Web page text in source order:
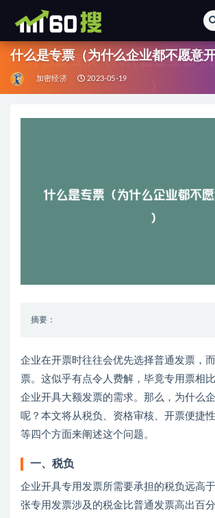
什么是专票（为什么企业都不愿意开
加密经济 2023-05-19
摘要：
企业在开票时往往会优先选择普通发票，
票。这似乎有点令人费解，毕竟专用票相
企业开具大额发票的需求。那么，为什么
呢？本文将从税负、资格审核、开票便捷
等四个方面来阐述这个问题。
一、税负
企业开具专用发票所需要承担的税负远高
张专用发票涉及的税金比普通发票高出百